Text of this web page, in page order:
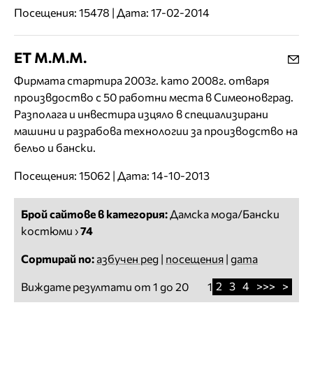
Посещения: 15478 | Дата: 17-02-2014
ЕТ М.М.М.
Фирмата стартира 2003г. като 2008г. отваря
произвдоство с 50 работни места в Симеоновград.
Разполага и инвестира изцяло в специализирани
машини и разрабова технологии за производство на
бельо и бански.
Посещения: 15062 | Дата: 14-10-2013
Брой сайтове в категория:Дамска мода/Бански
костюми ›74
Сортирай по: азбучен ред | посещения | дата
Виждате резултати от 1 до 20 1 2 3 4 >>> >